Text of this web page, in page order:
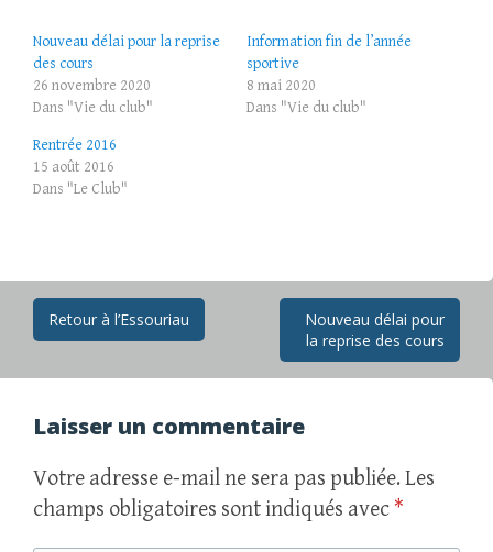
Nouveau délai pour la reprise
des cours
26 novembre 2020
Dans "Vie du club"
Information fin de l’année
sportive
8 mai 2020
Dans "Vie du club"
Rentrée 2016
15 août 2016
Dans "Le Club"
Navigation
articles
Retour à l’Essouriau
Nouveau délai pour
la reprise des cours
Laisser un commentaire
Votre adresse e-mail ne sera pas publiée. Les
champs obligatoires sont indiqués avec *